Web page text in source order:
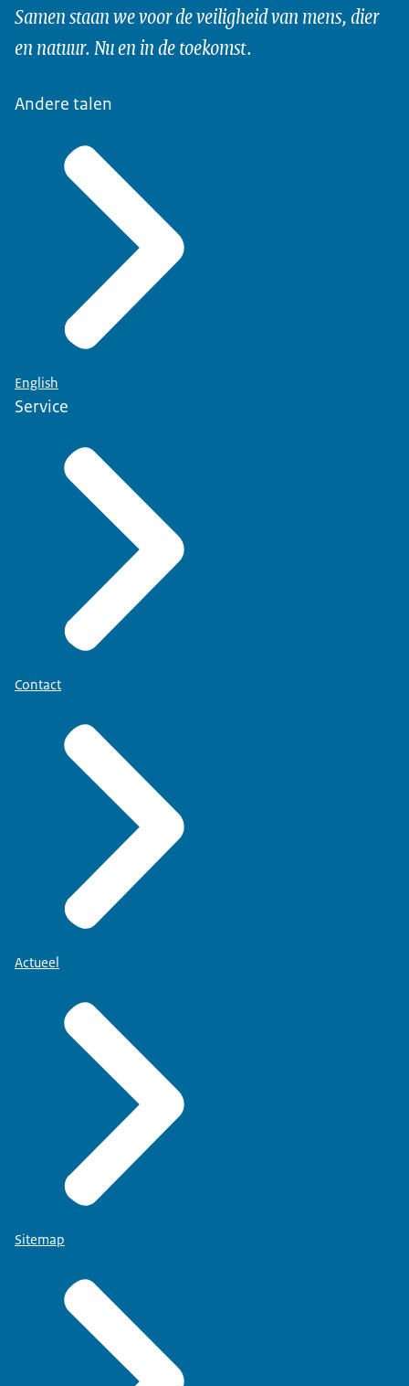
Samen staan we voor de veiligheid van mens, dier
en natuur. Nu en in de toekomst.
Andere talen
English
Service
Contact
Actueel
Sitemap